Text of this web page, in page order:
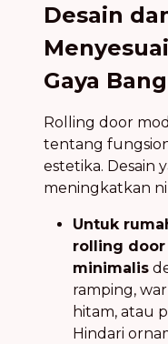
Desain
Gaya
Rolling door
tentang
estetika. Desain
meningkatkan
Untuk
rolling
minimalis
ramping,
hitam, atau
Hindari